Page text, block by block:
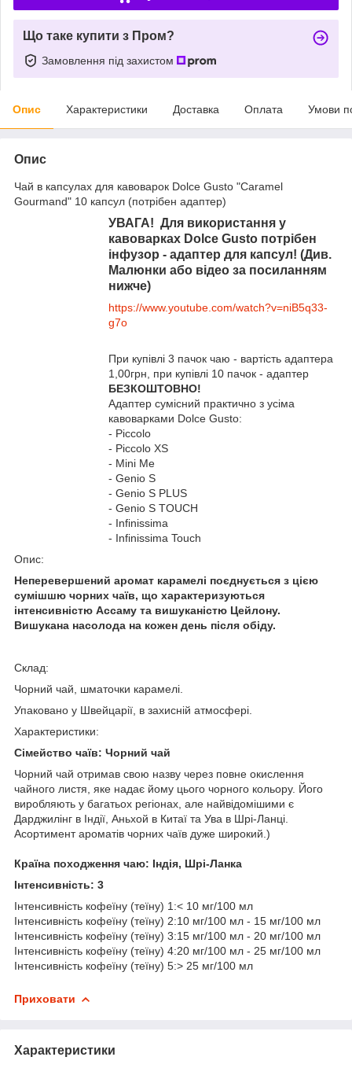
Що таке купити з Пром?
Замовлення під захистом
Опис Характеристики Доставка Оплата Умови
Опис
Чай в капсулах для кавоварок Dolce Gusto "Caramel
Gourmand" 10 капсул (потрібен адаптер)
УВАГА! Для використання у
кавоварках Dolce Gusto потрібен
інфузор - адаптер для капсул! (Див.
Малюнки або відео за посиланням
нижче)
https://www.youtube.com/watch?v=niB5q33-
g7o
При купівлі 3 пачок чаю - вартість адаптера
1,00грн, при купівлі 10 пачок - адаптер
БЕЗКОШТОВНО!
Адаптер сумісний практично з усіма
кавоварками Dolce Gusto:
- Piccolo
- Piccolo XS
- Mini Me
- Genio S
- Genio S PLUS
- Genio S TOUCH
- Infinissima
- Infinissima Touch
Опис:
Неперевершений аромат карамелі поєднується з цією
сумішшю чорних чаїв, що характеризуються
інтенсивністю Ассаму та вишуканістю Цейлону.
Вишукана насолода на кожен день після обіду.
Склад:
Чорний чай, шматочки карамелі.
Упаковано у Швейцарії, в захисній атмосфері.
Характеристики:
Сімейство чаїв: Чорний чай
Чорний чай отримав свою назву через повне окислення
чайного листя, яке надає йому цього чорного кольору. Його
виробляють у багатьох регіонах, але найвідомішими є
Дарджилінг в Індії, Аньхой в Китаї та Ува в Шрі-Ланці.
Асортимент ароматів чорних чаїв дуже широкий.)
Країна походження чаю: Індія, Шрі-Ланка
Інтенсивність: 3
Інтенсивність кофеїну (теїну) 1:< 10 мг/100 мл
Інтенсивність кофеїну (теїну) 2:10 мг/100 мл - 15 мг/100 мл
Інтенсивність кофеїну (теїну) 3:15 мг/100 мл - 20 мг/100 мл
Інтенсивність кофеїну (теїну) 4:20 мг/100 мл - 25 мг/100 мл
Інтенсивність кофеїну (теїну) 5:> 25 мг/100 мл
Приховати
Характеристики